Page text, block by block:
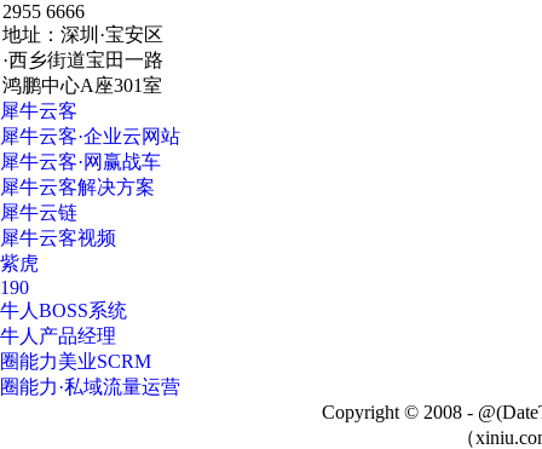
2955 6666
地址：深圳·宝安区
·西乡街道宝田一路
鸿鹏中心A座301室
犀牛云客
犀牛云客·企业云网站
犀牛云客·网赢战车
犀牛云客解决方案
犀牛云链
犀牛云客视频
紫虎
190
牛人BOSS系统
牛人产品经理
圈能力美业SCRM
圈能力·私域流量运营
Copyright © 2008 -
（